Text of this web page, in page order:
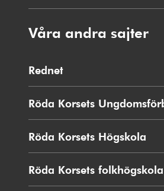
Våra andra sajter
Rednet
i
nytt
fönster
Röda Korsets
Röda Korsets Högskola
i
nytt
Röda Korsets folkhögskola